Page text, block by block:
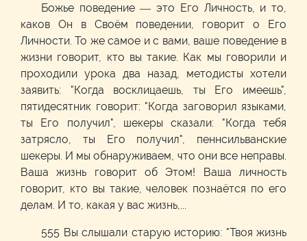
Божье поведение — это Его Личность, и то,
каков Он в Своём поведении, говорит о Его
Личности. То же самое и с вами, ваше поведение в
жизни говорит, кто вы такие. Как мы говорили и
проходили урока два назад, методисты хотели
заявить: "Когда восклицаешь, ты Его имеешь",
пятидесятник говорит: "Когда заговорил языками,
ты Его получил", шекеры сказали: "Когда тебя
затрясло, ты Его получил", пеннсильванские
шекеры. И мы обнаруживаем, что они все неправы.
Ваша жизнь говорит об Этом! Ваша личность
говорит, кто вы такие, человек познаётся по его
делам. И то, какая у вас жизнь,...
555 Вы слышали старую историю: "Твоя жизнь